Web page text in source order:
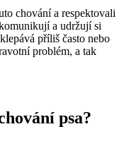
chování a respektovali
a udržují si
příliš často nebo
problém, a tak
psa?